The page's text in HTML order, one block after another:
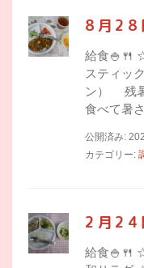
8月28
給食🍚🍴
スティッ
ン） 残暑
食べて暑
公開済み:
カテゴリー:
2月24
給食🍚🍴